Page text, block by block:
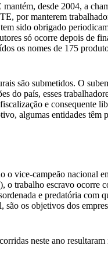
desde 2004, a
por manterem
sido obrigado
só ocorre depois de
os nomes de 175
são submetidos. O
do país, esses
e consequente
algumas entidades
vice-campeão nacional
trabalho escravo ocorre
e predatória com
os objetivos dos
neste ano